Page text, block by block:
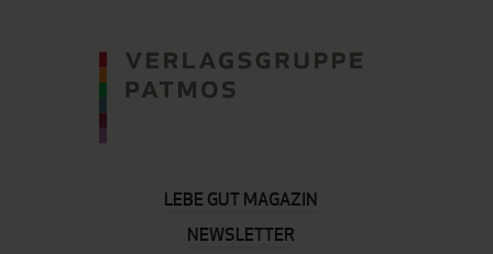
LEBE GUT MAGAZIN
NEWSLETTER